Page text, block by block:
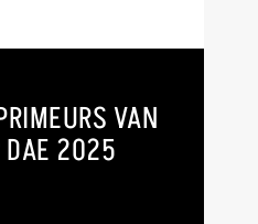
VAN
DAE 2025